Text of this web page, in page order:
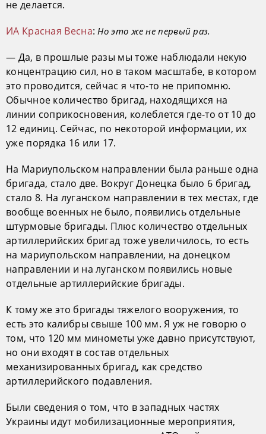
не делается.
ИА Красная Весна:Но это же не первый раз.
— Да, в прошлые разы мы тоже наблюдали некую
концентрацию сил, но в таком масштабе, в котором
это проводится, сейчас я что-то не припомню.
Обычное количество бригад, находящихся на
линии соприкосновения, колеблется где-то от 10 до
12 единиц. Сейчас, по некоторой информации, их
уже порядка 16 или 17.
На Мариупольском направлении была раньше одна
бригада, стало две. Вокруг Донецка было 6 бригад,
стало 8. На луганском направлении в тех местах, где
вообще военных не было, появились отдельные
штурмовые бригады. Плюс количество отдельных
артиллерийских бригад тоже увеличилось, то есть
на мариупольском направлении, на донецком
направлении и на луганском появились новые
отдельные артиллерийские бригады.
К тому же это бригады тяжелого вооружения, то
есть это калибры свыше 100 мм. Я уж не говорю о
том, что 120 мм минометы уже давно присутствуют,
но они входят в состав отдельных
механизированных бригад, как средство
артиллерийского подавления.
Были сведения о том, что в западных частях
Украины идут мобилизационные мероприятия,